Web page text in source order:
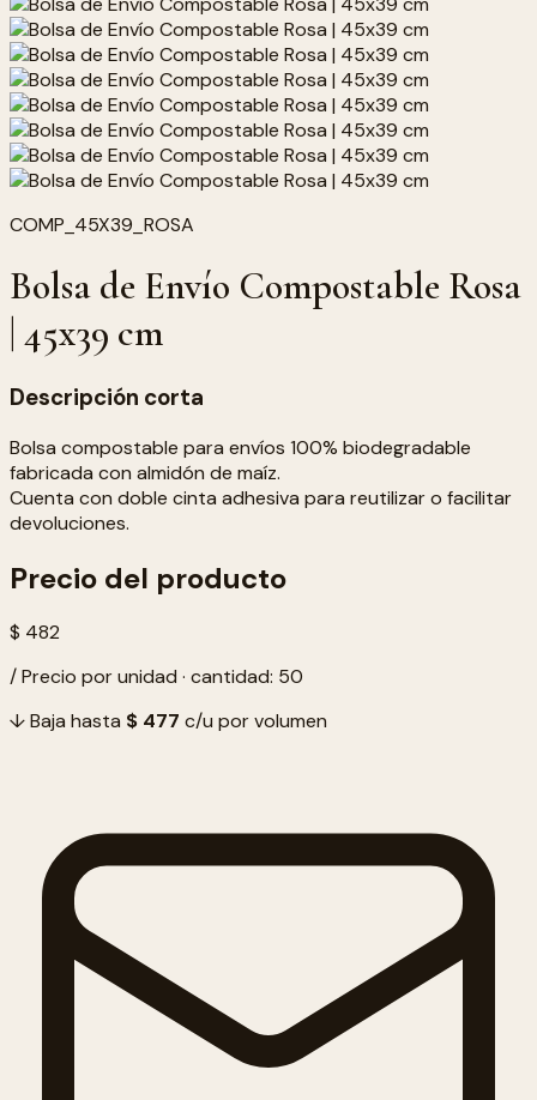
COMP_45X39_ROSA
Bolsa de Envío Compostable Rosa
| 45x39 cm
Descripción corta
Bolsa compostable para envíos 100% biodegradable
fabricada con almidón de maíz.
Cuenta con doble cinta adhesiva para reutilizar o facilitar
devoluciones.
Precio del producto
$ 482
/ Precio por unidad · cantidad: 50
↓ Baja hasta $ 477 c/u por volumen